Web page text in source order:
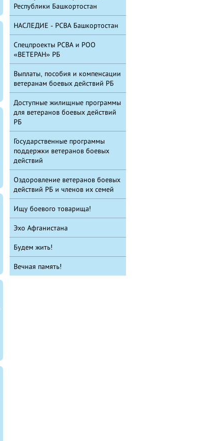
Республики Башкортостан
НАСЛЕДИЕ - РСВА Башкортостан
Спецпроекты РСВА и РОО
«ВЕТЕРАН» РБ
Выплаты, пособия и компенсации
ветеранам боевых действий РБ
Доступные жилищные программы
для ветеранов боевых действий
РБ
Государственные программы
поддержки ветеранов боевых
действий
Оздоровление ветеранов боевых
действий РБ и членов их семей
Ищу боевого товарища!
Эхо Афганистана
Будем жить!
Вечная память!